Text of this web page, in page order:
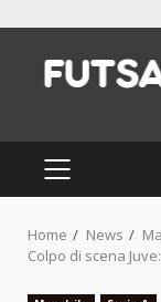
content
PRIMARY
MENU
Home News
Colpo di scena